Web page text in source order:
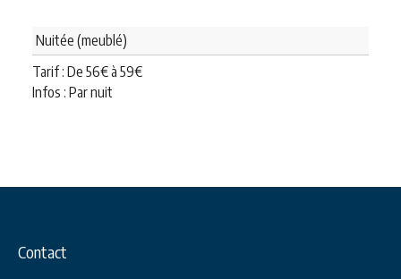
Nuitée (meublé)
Tarif : De 56€à 59€
Infos : Par nuit
Contact